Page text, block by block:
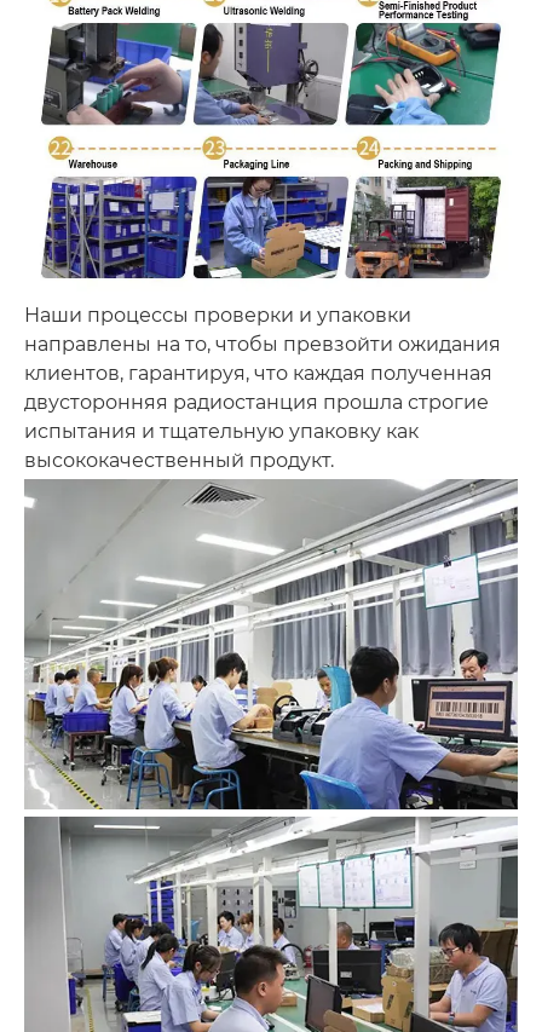
Наши процессы проверки и упаковки
направлены на то, чтобы превзойти ожидания
клиентов, гарантируя, что каждая полученная
двусторонняя радиостанция прошла строгие
испытания и тщательную упаковку как
высококачественный продукт.